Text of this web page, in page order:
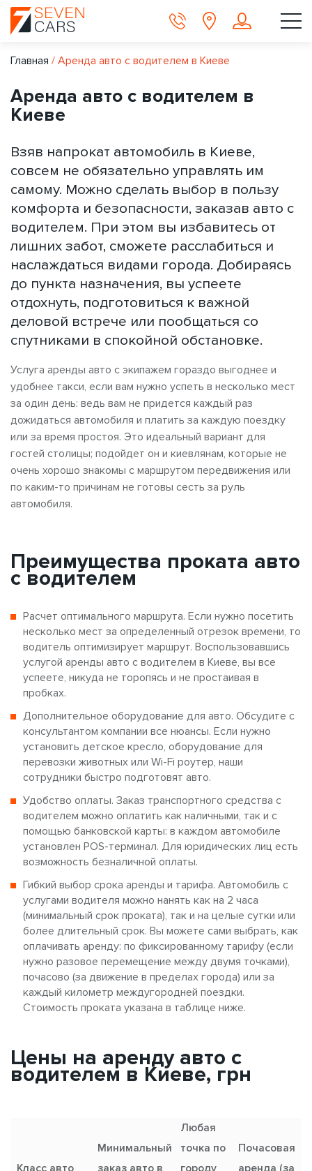
Главная / Аренда авто с водителем в Киеве
Аренда авто с водителем в
Киеве
Взяв напрокат автомобиль в Киеве,
совсем не обязательно управлять им
самому. Можно сделать выбор в пользу
комфорта и безопасности, заказав авто с
водителем. При этом вы избавитесь от
лишних забот, сможете расслабиться и
наслаждаться видами города. Добираясь
до пункта назначения, вы успеете
отдохнуть, подготовиться к важной
деловой встрече или пообщаться со
спутниками в спокойной обстановке.
Услуга аренды авто с экипажем гораздо выгоднее и
удобнее такси, если вам нужно успеть в несколько мест
за один день: ведь вам не придется каждый раз
дожидаться автомобиля и платить за каждую поездку
или за время простоя. Это идеальный вариант для
гостей столицы; подойдет он и киевлянам, которые не
очень хорошо знакомы с маршрутом передвижения или
по каким-то причинам не готовы сесть за руль
автомобиля.
Преимущества проката авто
с водителем
Расчет оптимального маршрута. Если нужно посетить
несколько мест за определенный отрезок времени, то
водитель оптимизирует маршрут. Воспользовавшись
услугой аренды авто с водителем в Киеве, вы все
успеете, никуда не торопясь и не простаивая в
пробках.
Дополнительное оборудование для авто. Обсудите с
консультантом компании все нюансы. Если нужно
установить детское кресло, оборудование для
перевозки животных или Wi-Fi роутер, наши
сотрудники быстро подготовят авто.
Удобство оплаты. Заказ транспортного средства с
водителем можно оплатить как наличными, так и с
помощью банковской карты: в каждом автомобиле
установлен POS-терминал. Для юридических лиц есть
возможность безналичной оплаты.
Гибкий выбор срока аренды и тарифа. Автомобиль с
услугами водителя можно нанять как на 2 часа
(минимальный срок проката), так и на целые сутки или
более длительный срок. Вы можете сами выбрать, как
оплачивать аренду: по фиксированному тарифу (если
нужно разовое перемещение между двумя точками),
почасово (за движение в пределах города) или за
каждый километр междугородней поездки.
Стоимость проката указана в таблице ниже.
Цены на аренду авто с
водителем в Киеве, грн
Минимальный
Любая
точка по
Почасовая